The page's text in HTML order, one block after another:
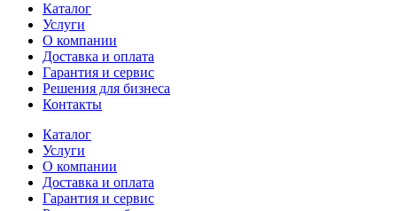
Каталог
Услуги
О компании
Доставка и оплата
Гарантия и сервис
Решения для бизнеса
Контакты
Каталог
Услуги
О компании
Доставка и оплата
Гарантия и сервис